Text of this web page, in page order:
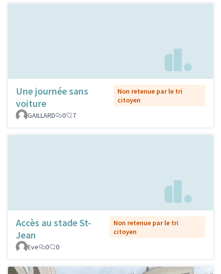
Une journée sans
voiture
Non retenue par le tri
citoyen
GAILLARD
0 7
Accès au stade St-
Jean
Non retenue par le tri
citoyen
Eve
0 0